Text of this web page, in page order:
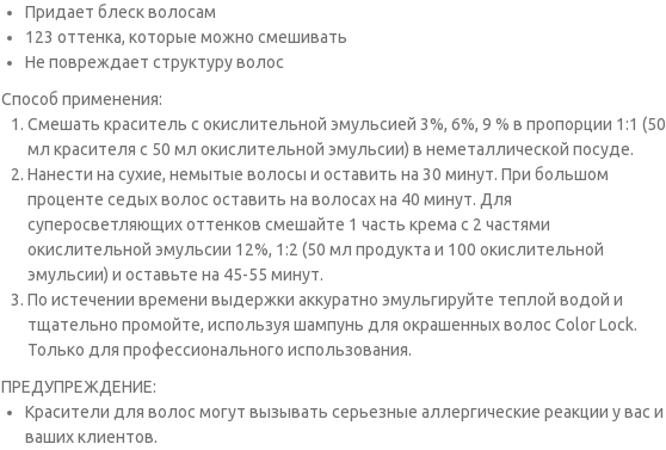
Придает блеск волосам
123 оттенка, которые можно смешивать
Не повреждает структуру волос
Способ применения:
Cмешать краситель с окислительной эмульсией 3%, 6%, 9 % в пропорции 1:1 (50
мл красителя с 50 мл окислительной эмульсии) в неметаллической посуде.
Нанести на сухие, немытые волосы и оставить на 30 минут. При большом
проценте седых волос оставить на волосах на 40 минут. Для
суперосветляющих оттенков смешайте 1 часть крема с 2 частями
окислительной эмульсии 12%, 1:2 (50 мл продукта и 100 окислительной
эмульсии) и оставьте на 45-55 минут.
По истечении времени выдержки аккуратно эмульгируйте теплой водой и
тщательно промойте, используя шампунь для окрашенных волос Color Lock.
Только для профессионального использования.
ПРЕДУПРЕЖДЕНИЕ:
Красители для волос могут вызывать серьезные аллергические реакции у вас и
ваших клиентов.